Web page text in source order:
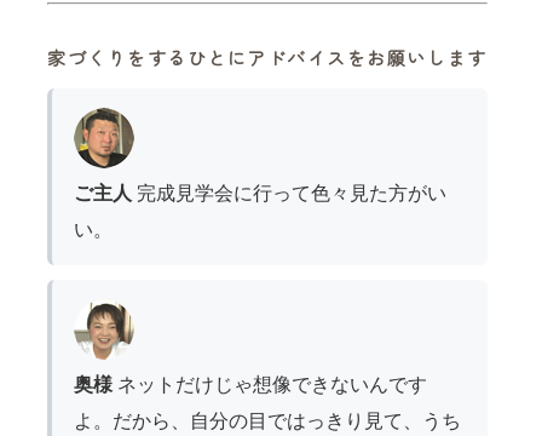
家づくりをするひとにアドバイスをお願いします
ご主人 完成見学会に行って色々見た方がい
い。
奥様 ネットだけじゃ想像できないんです
よ。だから、自分の目ではっきり見て、うち